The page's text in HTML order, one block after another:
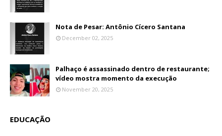
Nota de Pesar: Antônio Cícero Santana
December 02, 2025
Palhaço é assassinado dentro de restaurante;
vídeo mostra momento da execução
November 20, 2025
EDUCAÇÃO